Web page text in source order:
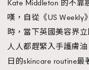
Kate Middleton 的不
嘆，自從《US Weekly
時，當下英國美容界
人人都趕緊入手護膚
日的skincare routine